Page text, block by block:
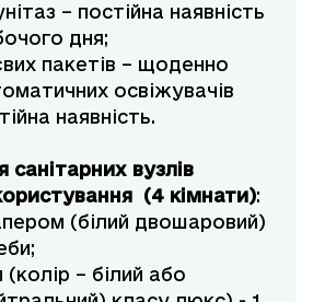
– постійна наявність
дня;
пакетів – щоденно
освіжувачів
наявність.
санітарних вузлів
(4 кімнати):
(білий двошаровий)
– білий або